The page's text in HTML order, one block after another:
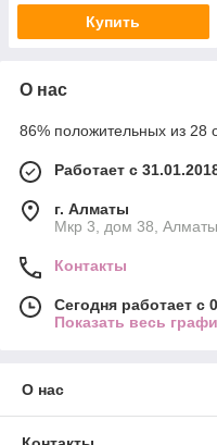
Купить
О нас
86% положительных из 28
Работает с
г. Алматы
Мкр 3, дом 38,
Контакты
Сегодня работает с
Показать весь
О нас